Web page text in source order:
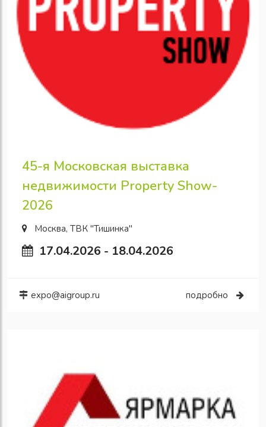
45-я Московская выставка
недвижимости Property Show-
2026
Москва, ТВК "Тишинка"
17.04.2026 - 18.04.2026
expo@aigroup.ru подробно